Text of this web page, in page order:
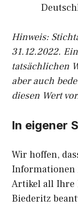
Hinweis:
31.12.2022.
tatsächlichen
aber auch
diesen Wert
In eigener
Wir hoffen,
Informationen
Artikel all Ihre
Biederitz